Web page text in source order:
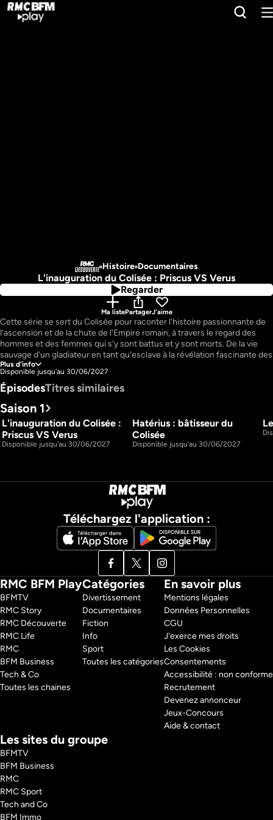
Histoire Documentaires
L'inauguration du Colisée : Priscus VS Verus
Regarder
Ma listePartagerJ'aime
Cette série se sert du Colisée pour raconter l'histoire passionnante de
l'ascension et de la chute de l'Empire romain, à travers le regard des
hommes et des femmes qui s'y sont battus et y sont morts. De la vie
sauvage d'un gladiateur en tant qu'esclave à la révélation fascinante des
nombreuses façons dont les empereurs de Rome ont utilisé cet
amphithéâtre pour démontrer leur pouvoir absolu, "Gladiateurs : des
origines à la chute du colisée" offre un regard unique sur une période
architecturaux de la construction de l'arène et aux expériences vécues
par les vrais Romains à l'intérieur du stade.Chaque épisode met en
scène l'un des huit protagonistes principaux, tous inspirés de
personnages réels de l'histoire. Couvrant plusieurs centaines d'années,
du colisée" utilise des reconstitutions saisissantes et des effets
spéciaux pour insuffler de l'émotion dans le récit personnel de chaque
Plus d'info
Disponible jusqu'au 30/06/2027
ÉpisodesTitres similaires
Saison 1
S1 E1 46m
L'inauguration du Colisée :
Priscus VS Verus
Disponible jusqu'au 30/06/2027
S1 E2
Hatérius : bâtisseur du
Colisée
Disponible jusqu'au 30/06/2027
Téléchargez l'application :
RMC BFM Play
BFMTV
RMC Story
RMC Découverte
RMC Life
RMC
BFM Business
Tech & Co
Toutes les chaines
Catégories
Divertissement
Documentaires
Fiction
Info
Sport
Toutes les catégories
En savoir plus
Mentions légales
Données Personnelles
CGU
J'exerce mes droits
Les Cookies
Consentements
Accessibilité : non conforme
Recrutement
Devenez annonceur
Jeux-Concours
Aide & contact
Les sites du groupe
BFMTV
BFM Business
RMC
RMC Sport
Tech and Co
BFM Immo